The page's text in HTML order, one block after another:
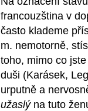
francouzština v
často klademe
m. nemotorně,
toho, mimo co
duši (Karásek,
urputně a
užaslý na tuto